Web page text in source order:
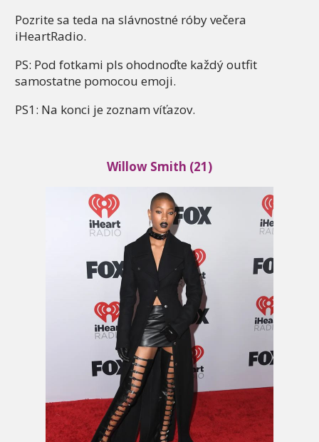
Pozrite sa teda na slávnostné róby večera
iHeartRadio.
PS: Pod fotkami pls ohodnoďte každý outfit
samostatne pomocou emoji.
PS1: Na konci je zoznam víťazov.
Willow Smith (21)